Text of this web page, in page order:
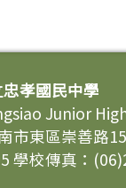
孝國民中學
Junior
市東區崇善路
學校傳真：